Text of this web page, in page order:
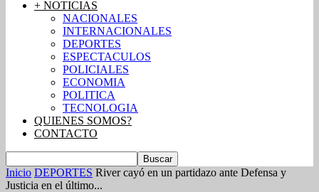
+ NOTICIAS
NACIONALES
INTERNACIONALES
DEPORTES
ESPECTACULOS
POLICIALES
ECONOMIA
POLITICA
TECNOLOGIA
QUIENES SOMOS?
CONTACTO
Inicio DEPORTES River cayó en un partidazo ante Defensa y
Justicia en el último...